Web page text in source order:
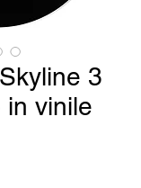
3
in vinile